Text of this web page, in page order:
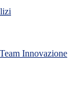
Innovazione